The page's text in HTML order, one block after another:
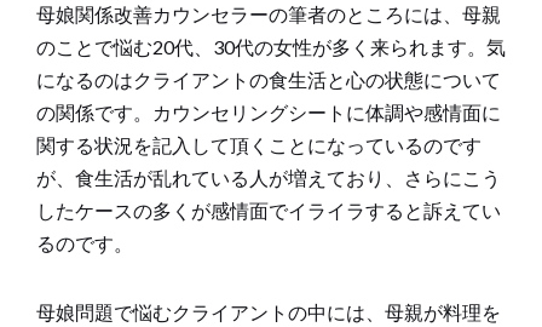
母娘関係改善カウンセラーの筆者のところには、母親
のことで悩む20代、30代の女性が多く来られます。気
になるのはクライアントの食生活と心の状態について
の関係です。カウンセリングシートに体調や感情面に
関する状況を記入して頂くことになっているのです
が、食生活が乱れている人が増えており、さらにこう
したケースの多くが感情面でイライラすると訴えてい
るのです。
母娘問題で悩むクライアントの中には、母親が料理を